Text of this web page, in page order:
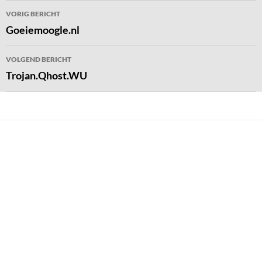
Bericht
navigatie
VORIG BERICHT
Goeiemoogle.nl
VOLGEND BERICHT
Trojan.Qhost.WU